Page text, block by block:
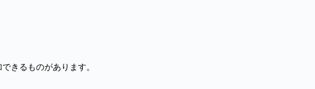
きるものがあります。